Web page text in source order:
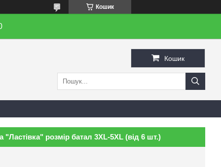
Кошик
Кошик
"Ластівка" розмір батал 3XL-5XL (від 6 шт.)